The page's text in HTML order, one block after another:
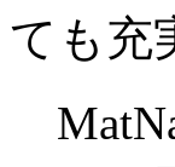
ても充